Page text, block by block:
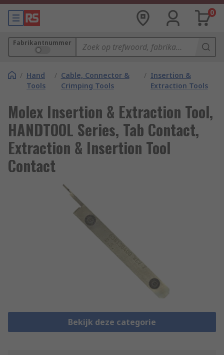
0
Fabrikantnummer
/ Hand
Tools
/ Cable, Connector &
Crimping Tools
/ Insertion &
Extraction Tools
Molex Insertion & Extraction Tool,
HANDTOOL Series, Tab Contact,
Extraction & Insertion Tool
Contact
Bekijk deze categorie